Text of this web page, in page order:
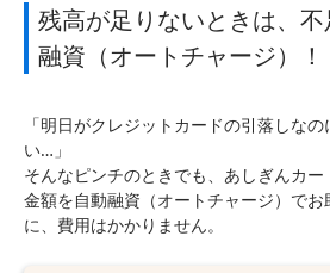
残高が足りないときは、
融資（オートチャージ）！
「明日がクレジットカードの引落しな
い…」
そんなピンチのときでも、あしぎんカ
金額を自動融資（オートチャージ）で
に、費用はかかりません。